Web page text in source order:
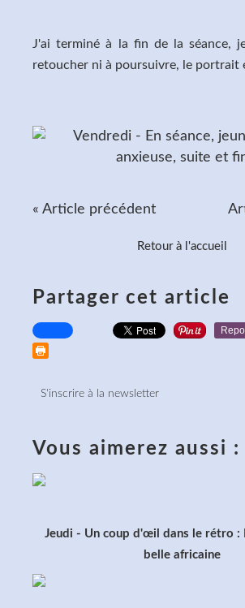
J'ai terminé à la fin de la séance,
retoucher ni à poursuivre, le portrait
« Article précédent
Retour à l'accueil
Partager cet article
S'inscrire à la newsletter
Vous aimerez aussi :
Jeudi - Un coup d'œil dans le rétro :
belle africaine